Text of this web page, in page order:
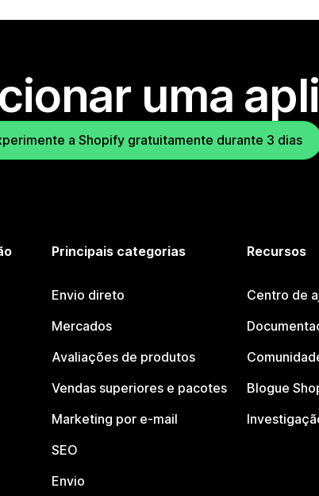
uma
a Shopify gratuitamente durante 3 dias
Principais categorias
Envio direto
Mercados
Avaliações de produtos
Vendas superiores e pacotes
Marketing por e-mail
SEO
Envio
Recursos
Centro de
Blogue